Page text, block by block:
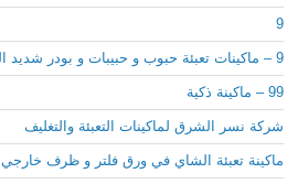
9
9 – ماكينات تعبئة حبوب و حبيبات و بودر شديد النعومة
99 – ماكينة ذكية
شركة نسر الشرق لماكينات التعبئة والتغليف
ماكينة تعبئة الشاي في ورق فلتر و ظرف خارجي